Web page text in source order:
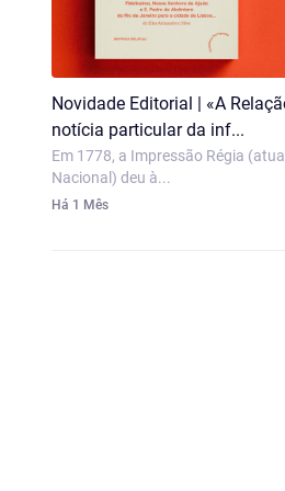
Novidade Editorial | «A
notícia particular da inf...
Em 1778, a Impressão Régia
Nacional) deu à...
Há 1 Mês